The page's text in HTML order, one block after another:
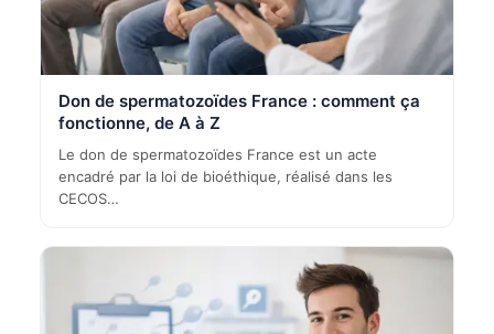
Don de spermatozoïdes France : comment ça
fonctionne, de A à Z
Le don de spermatozoïdes France est un acte
encadré par la loi de bioéthique, réalisé dans les
CECOS…